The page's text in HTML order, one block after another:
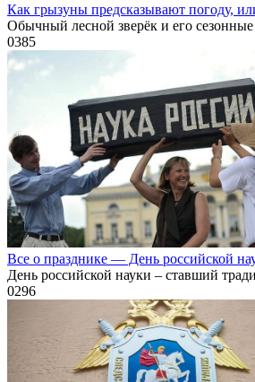
Как грызуны предсказывают погоду,
Обычный лесной зверёк и его
0385
Все о празднике — День российской
День российской науки – ставший
0296